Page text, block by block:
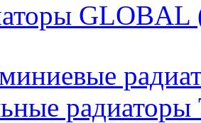
GLOBAL